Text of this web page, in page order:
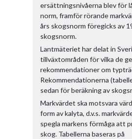
ersättningsnivåerna blev för
norm, framför rörande
års skogsnorm föregicks av
skogsnorm.
Lantmäteriet har delat in
tillväxtområden för vilka de
rekommendationer om
Rekommendationerna
sedan för beräkning av
Markvärdet ska motsvara
form av kalyta, d.v.s.
spegla markens förmåga att
skog. Tabellerna baseras på